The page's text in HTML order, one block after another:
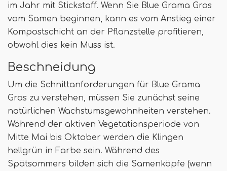
im Jahr mit Stickstoff. Wenn Sie Blue Grama Gras
vom Samen beginnen, kann es vom Anstieg einer
Kompostschicht an der Pflanzstelle profitieren,
obwohl dies kein Muss ist.
Beschneidung
Um die Schnittanforderungen für Blue Grama
Gras zu verstehen, müssen Sie zunächst seine
natürlichen Wachstumsgewohnheiten verstehen.
Während der aktiven Vegetationsperiode von
Mitte Mai bis Oktober werden die Klingen
hellgrün in Farbe sein. Während des
Spätsommers bilden sich die Samenköpfe (wenn